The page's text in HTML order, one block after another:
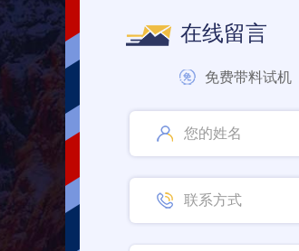
在线留言
免费带料试机